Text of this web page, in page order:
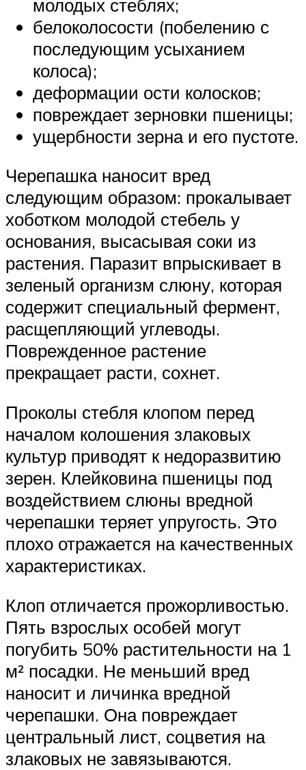
молодых стеблях;
белоколосости (побелению с
последующим усыханием
колоса);
деформации ости колосков;
повреждает зерновки пшеницы;
ущербности зерна и его пустоте.
Черепашка наносит вред
следующим образом: прокалывает
хоботком молодой стебель у
основания, высасывая соки из
растения. Паразит впрыскивает в
зеленый организм слюну, которая
содержит специальный фермент,
расщепляющий углеводы.
Поврежденное растение
прекращает расти, сохнет.
Проколы стебля клопом перед
началом колошения злаковых
культур приводят к недоразвитию
зерен. Клейковина пшеницы под
воздействием слюны вредной
черепашки теряет упругость. Это
плохо отражается на качественных
характеристиках.
Клоп отличается прожорливостью.
Пять взрослых особей могут
погубить 50% растительности на 1
м² посадки. Не меньший вред
наносит и личинка вредной
черепашки. Она повреждает
центральный лист, соцветия на
злаковых не завязываются.